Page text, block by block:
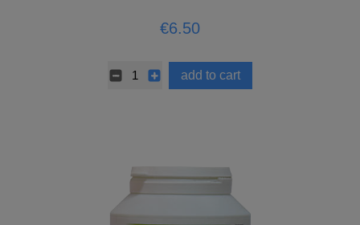
€6.50
add to cart